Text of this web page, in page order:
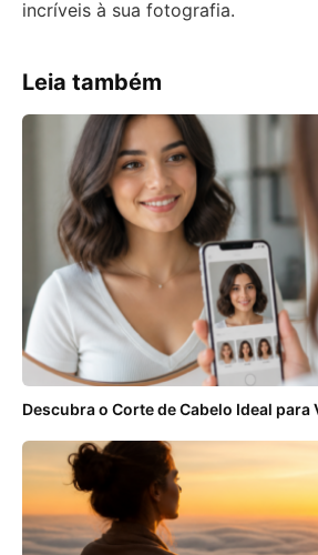
incríveis à sua fotografia.
Leia também
Descubra o Corte de Cabelo Ideal para